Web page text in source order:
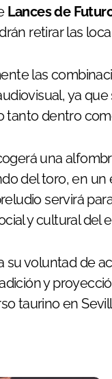
Lances de
retirar las
las
ya
tanto dentro
una
del toro, en un
servirá
y cultural del
voluntad de
y
taurino en